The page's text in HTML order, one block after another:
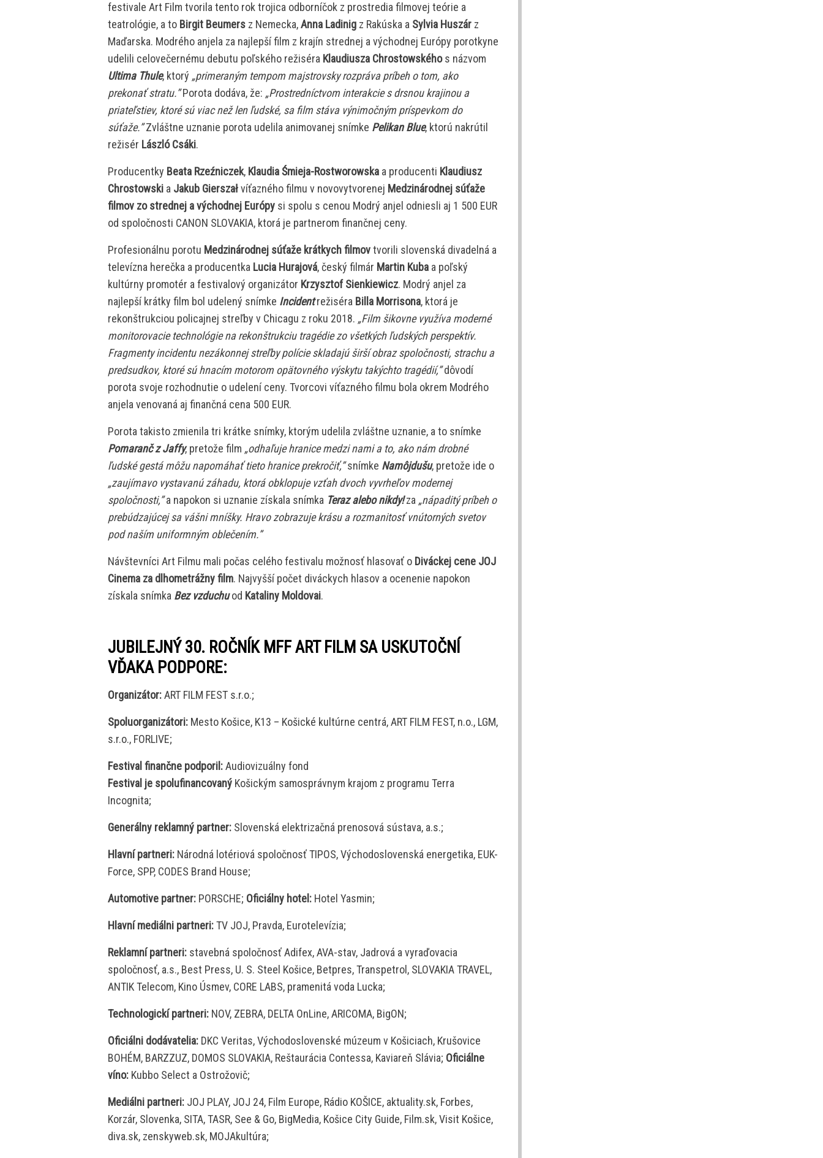
festivale Art Film tvorila tento rok trojica odborníčok z prostredia filmovej teórie a
teatrológie, a to Birgit Beumers z Nemecka,Anna Ladinig z Rakúska a Sylvia Huszár z
Maďarska. Modrého anjela za najlepší film z krajín strednej a východnej Európy porotkyne
udelili celovečernému debutu poľského režiséra Klaudiusza Chrostowskéhos názvom
Ultima Thule, ktorý „primeraným tempom majstrovsky rozpráva príbeh o tom, ako
prekonať stratu.”Porota dodáva, že: „Prostredníctvom interakcie s drsnou krajinou a
priateľstiev, ktoré sú viac než len ľudské, sa film stáva výnimočným príspevkom do
súťaže.”Zvláštne uznanie porota udelila animovanej snímke Pelikan Blue, ktorú nakrútil
režisér László Csáki.
Producentky Beata Rzeźniczek, Klaudia Śmieja-Rostworowska a producenti Klaudiusz
Chrostowski a Jakub Gierszałvíťazného filmu v novovytvorenej Medzinárodnej súťaže
filmov zo strednej a východnej Európy si spolu s cenou Modrý anjel odniesli aj 1 500 EUR
od spoločnosti CANON SLOVAKIA, ktorá je partnerom finančnej ceny.
Profesionálnu porotu Medzinárodnej súťaže krátkych filmovtvorili slovenská divadelná a
televízna herečka a producentka Lucia Hurajová, český filmár Martin Kuba a poľský
kultúrny promotér a festivalový organizátor Krzysztof Sienkiewicz. Modrý anjel za
najlepší krátky film bol udelený snímke Incidentrežiséra Billa Morrisona, ktorá je
rekonštrukciou policajnej streľby v Chicagu z roku 2018. „Film šikovne využíva moderné
monitorovacie technológie na rekonštrukciu tragédie zo všetkých ľudských perspektív.
Fragmenty incidentu nezákonnej streľby polície skladajú širší obraz spoločnosti, strachu a
predsudkov, ktoré sú hnacím motorom opätovného výskytu takýchto tragédií,”dôvodí
porota svoje rozhodnutie o udelení ceny. Tvorcovi víťazného filmu bola okrem Modrého
anjela venovaná aj finančná cena 500 EUR.
Porota takisto zmienila tri krátke snímky, ktorým udelila zvláštne uznanie, a to snímke
Pomaranč z Jaffy, pretože film „odhaľuje hranice medzi nami a to, ako nám drobné
ľudské gestá môžu napomáhať tieto hranice prekročiť,”snímke Namôjdušu, pretože ide o
„zaujímavo vystavanú záhadu, ktorá obklopuje vzťah dvoch vyvrheľov modernej
spoločnosti,”a napokon si uznanie získala snímka Teraz alebo nikdy!za „nápaditý príbeh o
prebúdzajúcej sa vášni mníšky. Hravo zobrazuje krásu a rozmanitosť vnútorných svetov
pod naším uniformným oblečením.”
Návštevníci Art Filmu mali počas celého festivalu možnosť hlasovať o Diváckej cene JOJ
Cinema za dlhometrážny film. Najvyšší počet diváckych hlasov a ocenenie napokon
získala snímka Bez vzduchuod Kataliny Moldovai.
JUBILEJNÝ 30. ROČNÍK MFF ART FILM SA USKUTOČNÍ
VĎAKA PODPORE:
Organizátor:ART FILM FEST s.r.o.;
Spoluorganizátori: Mesto Košice, K13 – Košické kultúrne centrá, ART FILM FEST, n.o., LGM,
s.r.o., FORLIVE;
Festival finančne podporil:Audiovizuálny fond
Festival je spolufinancovaný Košickým samosprávnym krajom z programu Terra
Incognita;
Generálny reklamný partner: Slovenská elektrizačná prenosová sústava, a.s.;
Hlavní partneri: Národná lotériová spoločnosť TIPOS, Východoslovenská energetika, EUK-
Force, SPP, CODES Brand House;
Automotive partner: PORSCHE; Oficiálny hotel: Hotel Yasmin;
Hlavní mediálni partneri:TV JOJ, Pravda, Eurotelevízia;
Reklamní partneri: stavebná spoločnosť Adifex, AVA-stav, Jadrová a vyraďovacia
spoločnosť, a.s., Best Press, U. S. Steel Košice, Betpres, Transpetrol, SLOVAKIA TRAVEL,
ANTIK Telecom, Kino Úsmev, CORE LABS, pramenitá voda Lucka;
Technologickí partneri: NOV, ZEBRA, DELTA OnLine, ARICOMA, BigON;
Oficiálni dodávatelia: DKC Veritas, Východoslovenské múzeum v Košiciach, Krušovice
BOHÉM, BARZZUZ, DOMOS SLOVAKIA, Reštaurácia Contessa, Kaviareň Slávia; Oficiálne
víno: Kubbo Select a Ostrožovič;
Mediálni partneri: JOJ PLAY, JOJ 24, Film Europe, Rádio KOŠICE, aktuality.sk, Forbes,
Korzár, Slovenka, SITA, TASR, See & Go, BigMedia, Košice City Guide, Film.sk, Visit Košice,
diva.sk, zenskyweb.sk, MOJAkultúra;